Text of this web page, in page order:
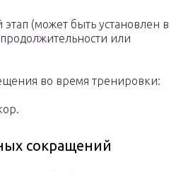
этап (может быть установлен в
или
во время тренировки:
сокращений